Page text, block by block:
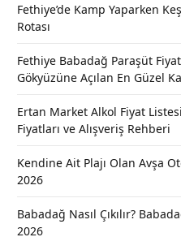
Fethiye’de Kamp Yaparken
Rotası
Fethiye Babadağ Paraşüt
Gökyüzüne Açılan En Güzel
Ertan Market Alkol Fiyat
Fiyatları ve Alışveriş Rehberi
Kendine Ait Plajı Olan Avşa
2026
Babadağ Nasıl Çıkılır?
2026